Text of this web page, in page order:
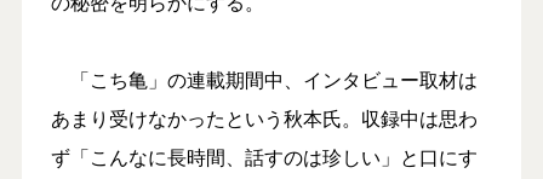
「こち亀」の連載期間中、インタビュー取材は
あまり受けなかったという秋本氏。収録中は思わ
ず「こんなに長時間、話すのは珍しい」と口にす